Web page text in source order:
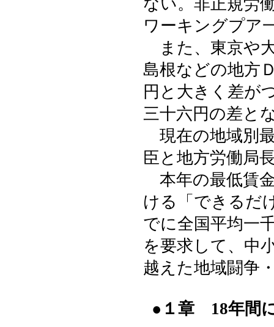
ない。非正規労
ワーキングプア
また、東京や
島根などの地方
円と大きく差が
三十六円の差と
現在の地域別
臣と地方労働局
本年の最低賃
ける「できるだ
でに全国平均一
を要求して、中
越えた地域闘争
●１章 18年間